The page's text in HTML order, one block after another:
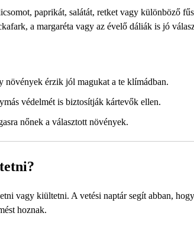
paprikát, salátát, retket vagy különböző
a margaréta vagy az évelő dáliák is jó
növények érzik jól magukat a te klímádban.
védelmét is biztosítják kártevők ellen.
nőnek a választott növények.
vagy kiültetni. A vetési naptár segít abban,
hoznak.